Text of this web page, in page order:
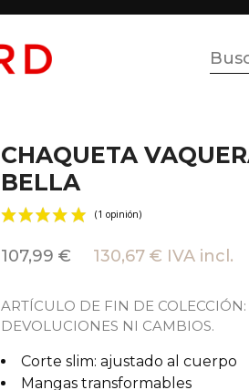
CHAQUETA
BELLA
107,99 € 130,67 € IVA incl.
ARTÍCULO DE FIN DE COLECCIÓN:
DEVOLUCIONES NI CAMBIOS.
Corte slim: ajustado al cuerpo
Mangas transformables